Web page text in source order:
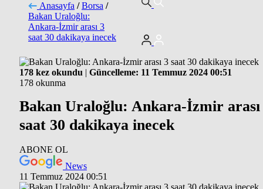
Anasayfa / Borsa /
Bakan Uraloğlu:
Ankara-İzmir arası 3
saat 30 dakikaya inecek
178 kez okundu | Güncelleme: 11 Temmuz 2024 00:51
178 okunma
Bakan Uraloğlu: Ankara-İzmir arası
saat 30 dakikaya inecek
ABONE OL
News
11 Temmuz 2024 00:51